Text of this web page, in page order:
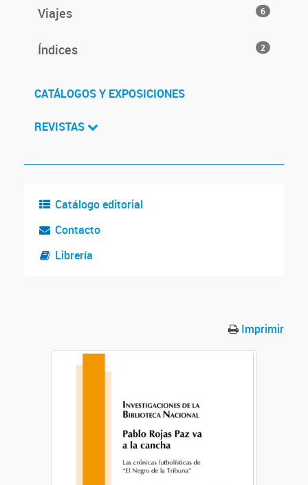
Viajes 6
Índices 2
CATÁLOGOS Y EXPOSICIONES
REVISTAS
Catálogo editorial
Contacto
Librería
Imprimir